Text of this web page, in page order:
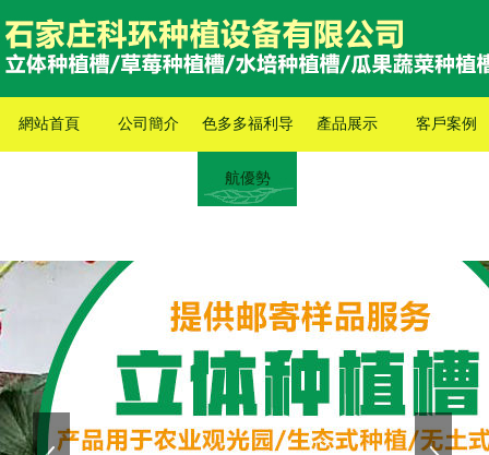
網站首頁 公司簡介 色多多福利导
航優勢
產品展示 客戶案例